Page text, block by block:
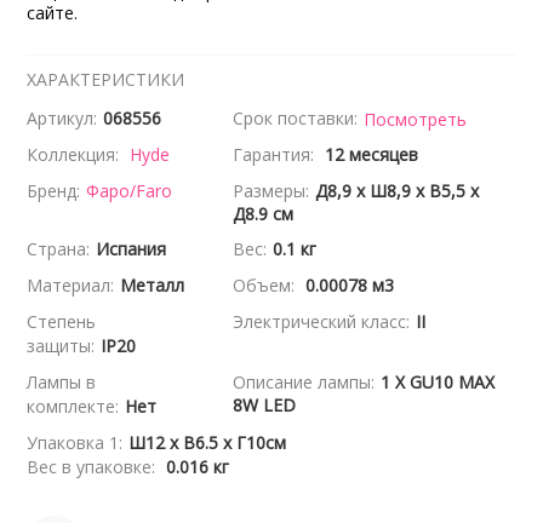
сайте.
ХАРАКТЕРИСТИКИ
Артикул: 068556 Срок поставки: Посмотреть
Коллекция: Hyde Гарантия: 12 месяцев
Бренд: Фаро/Faro Размеры: Д8,9 x Ш8,9 x В5,5 x
Д8.9 см
Страна: Испания Вес: 0.1 кг
Материал: Металл Объем: 0.00078 м3
Степень
защиты: IP20
Электрический класс: II
Лампы в
комплекте: Нет
Описание лампы: 1 X GU10 MAX
8W LED
Упаковка 1: Ш12 x В6.5 x Г10см
Вес в упаковке: 0.016 кг